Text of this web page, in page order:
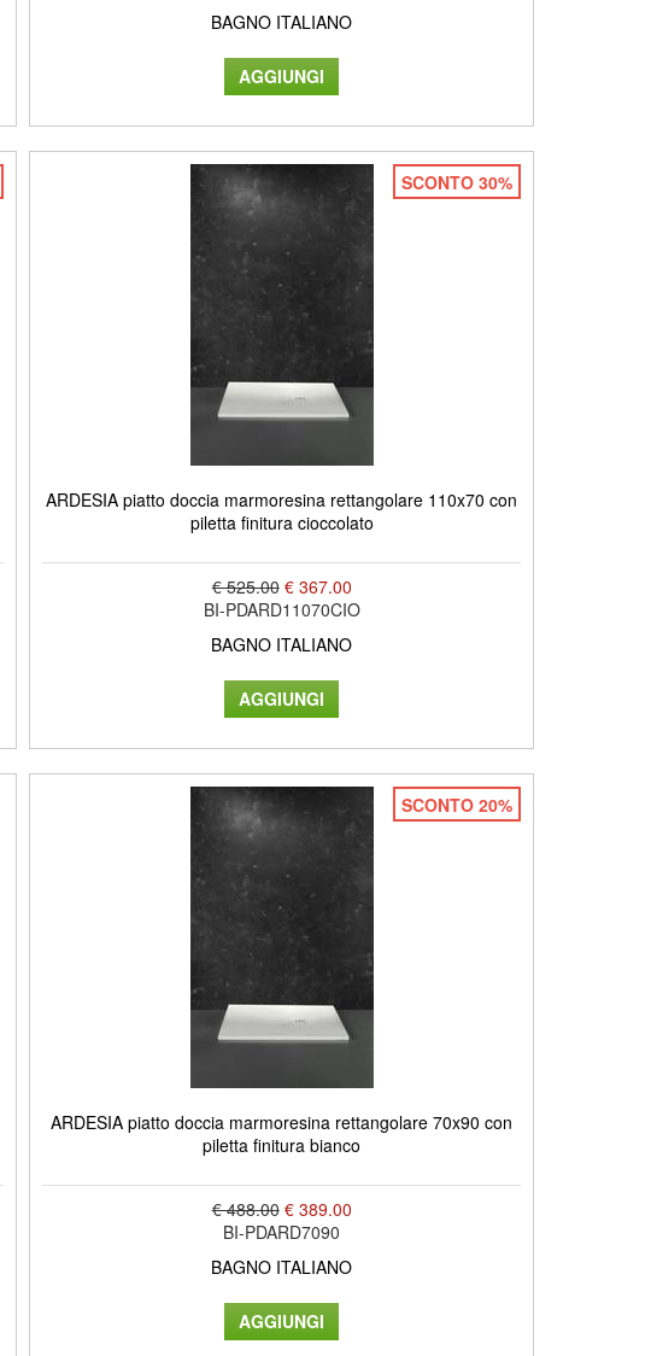
BAGNO ITALIANO
SCONTO 30%
ARDESIA piatto doccia marmoresina rettangolare 110x70 con
piletta finitura cioccolato
€ 525.00 € 367.00
BI-PDARD11070CIO
BAGNO ITALIANO
SCONTO 20%
ARDESIA piatto doccia marmoresina rettangolare 70x90 con
piletta finitura bianco
€ 488.00 € 389.00
BI-PDARD7090
BAGNO ITALIANO